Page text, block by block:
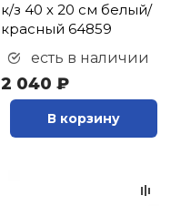
к/з 40 х 20 см белый/
красный 64859
есть в наличии
2 040 ₽
В корзину